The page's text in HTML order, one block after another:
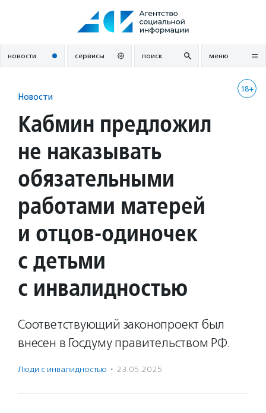
новости сервисы поиск меню
18+
Новости
Кабмин предложил
не наказывать
обязательными
работами матерей
и отцов-одиночек
с детьми
с инвалидностью
Соответствующий законопроект был
внесен в Госдуму правительством РФ.
Люди с инвалидностью · 23.05.2025